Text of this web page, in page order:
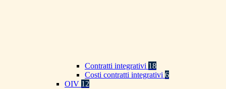
Contratti integrativi 18
Costi contratti integrativi 6
OIV 12